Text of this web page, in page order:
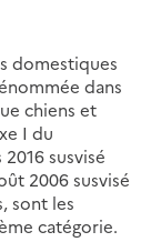
domestiques
dans
chiens et
I du
susvisé
2006 susvisé
sont les
catégorie.